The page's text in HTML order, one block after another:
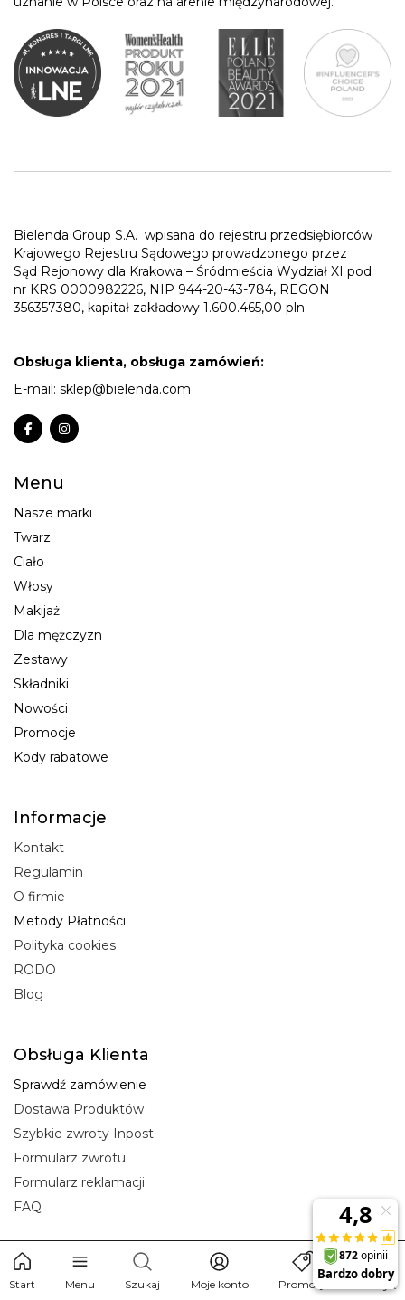
Start Menu Szukaj Moje konto Promocje Koszyk
Bielenda Group S.A. wpisana do rejestru przedsiębiorców
Krajowego Rejestru Sądowego prowadzonego przez
Sąd Rejonowy dla Krakowa – Śródmieścia Wydział XI pod
nr KRS 0000982226, NIP 944-20-43-784, REGON
356357380, kapitał zakładowy 1.600.465,00 pln.
Obsługa klienta, obsługa zamówień:
E-mail: sklep@bielenda.com
Menu
Nasze marki
Twarz
Ciało
Włosy
Makijaż
Dla mężczyzn
Zestawy
Składniki
Nowości
Promocje
Kody rabatowe
Informacje
Kontakt
Regulamin
O firmie
Metody Płatności
Polityka cookies
RODO
Blog
Obsługa Klienta
Sprawdź zamówienie
Dostawa Produktów
Szybkie zwroty Inpost
Formularz zwrotu
Formularz reklamacji
FAQ